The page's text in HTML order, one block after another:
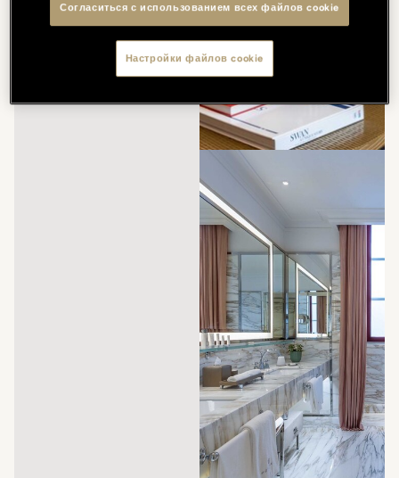
Согласиться с использованием всех файлов cookie
Настройки файлов cookie